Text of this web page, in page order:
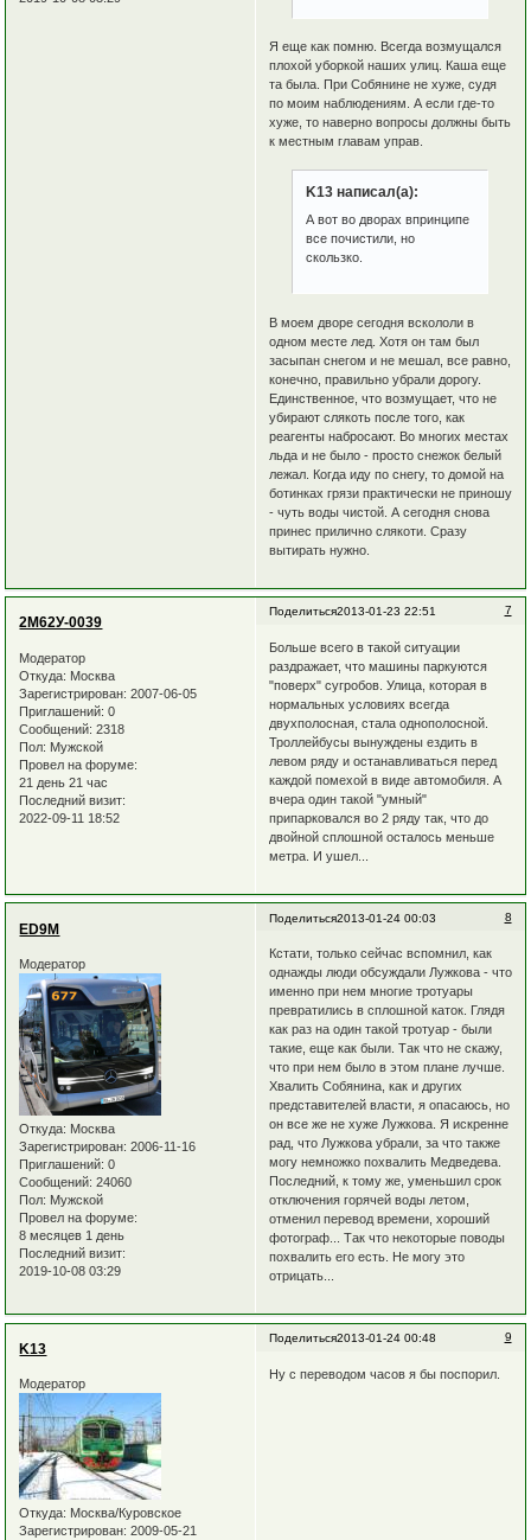
Я еще как помню. Всегда возмущался
плохой уборкой наших улиц. Каша еще
та была. При Собянине не хуже, судя
по моим наблюдениям. А если где-то
хуже, то наверно вопросы должны быть
к местным главам управ.
K13 написал(а):
А вот во дворах впринципе
все почистили, но
скользко.
В моем дворе сегодня вскололи в
одном месте лед. Хотя он там был
засыпан снегом и не мешал, все равно,
конечно, правильно убрали дорогу.
Единственное, что возмущает, что не
убирают слякоть после того, как
реагенты набросают. Во многих местах
льда и не было - просто снежок белый
лежал. Когда иду по снегу, то домой на
ботинках грязи практически не приношу
- чуть воды чистой. А сегодня снова
принес прилично слякоти. Сразу
вытирать нужно.
Поделиться 7
2013-01-23 22:51
2М62У-0039
Модератор
Откуда: Москва
Зарегистрирован: 2007-06-05
Приглашений: 0
Сообщений: 2318
Пол: Мужской
Провел на форуме:
21 день 21 час
Последний визит:
2022-09-11 18:52
Больше всего в такой ситуации
раздражает, что машины паркуются
"поверх" сугробов. Улица, которая в
нормальных условиях всегда
двухполосная, стала однополосной.
Троллейбусы вынуждены ездить в
левом ряду и останавливаться перед
каждой помехой в виде автомобиля. А
вчера один такой "умный"
припарковался во 2 ряду так, что до
двойной сплошной осталось меньше
метра. И ушел...
Поделиться 8
2013-01-24 00:03
ED9M
Модератор
Откуда: Москва
Зарегистрирован: 2006-11-16
Приглашений: 0
Сообщений: 24060
Пол: Мужской
Провел на форуме:
8 месяцев 1 день
Последний визит:
2019-10-08 03:29
Кстати, только сейчас вспомнил, как
однажды люди обсуждали Лужкова - что
именно при нем многие тротуары
превратились в сплошной каток. Глядя
как раз на один такой тротуар - были
такие, еще как были. Так что не скажу,
что при нем было в этом плане лучше.
Хвалить Собянина, как и других
представителей власти, я опасаюсь, но
он все же не хуже Лужкова. Я искренне
рад, что Лужкова убрали, за что также
могу немножко похвалить Медведева.
Последний, к тому же, уменьшил срок
отключения горячей воды летом,
отменил перевод времени, хороший
фотограф... Так что некоторые поводы
похвалить его есть. Не могу это
отрицать...
Поделиться 9
2013-01-24 00:48
K13
Модератор
Откуда: Москва/Куровское
Зарегистрирован: 2009-05-21
Ну с переводом часов я бы поспорил.